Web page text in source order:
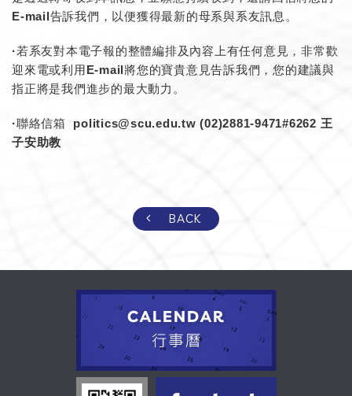
E-mail告訴我們，以便獲得最新的母系與系友訊息。
·若系友對本電子報的整體編排及內容上有任何意見，非常歡
迎來電或利用E-mail將您的寶貴意見告訴我們，您的建議與
指正將是我們進步的最大動力。
·聯絡信箱 politics@scu.edu.tw (02)2881-9471#6262 王
子安助教
BACK